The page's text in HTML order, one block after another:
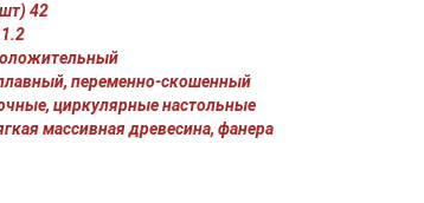
42
переменно-скошенный
циркулярные настольные
массивная древесина, фанера